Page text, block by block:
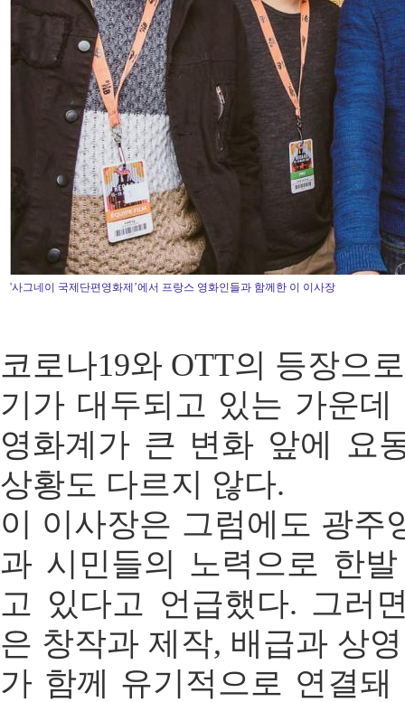
'사그네이 국제단편영화제’에서 프랑스 영화인들과 함께한 이 이사장
코로나19와 OTT의 등장으
기가 대두되고 있는 가운
영화계가 큰 변화 앞에 요
상황도 다르지 않다.
이 이사장은 그럼에도 광주
과 시민들의 노력으로 한
고 있다고 언급했다. 그러
은 창작과 제작, 배급과 상
가 함께 유기적으로 연결